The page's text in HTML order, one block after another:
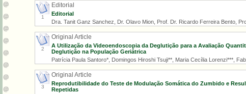
1
Editorial
Editorial
Dra. Tanit Ganz Sanchez, Dr. Olavo Mion, Prof. Dr. Ricardo Ferreira Bento,
2
Original Article
A Utilização da Videoendoscopia da Deglutição para a Avaliação
Deglutição na População Geriátrica
Patrícia Paula Santoro*, Domingos Hiroshi Tsuji**, Maria Cecília Lorenzi***,
3
Original Article
Reprodutibilidade do Teste de Modulação Somática do Zumbido e
Repetidas